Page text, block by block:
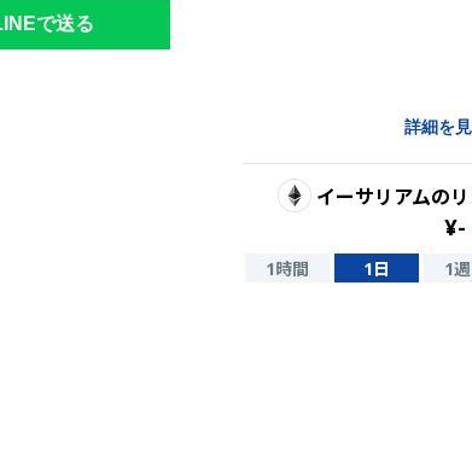
で送る
詳細を
イーサリアムの
¥-
1時間 1日 1